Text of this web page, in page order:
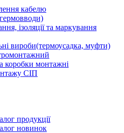
кабелю
iзоляції та маркування
вироби(термоусадка, муфти)
коробки монтажні
СІП
продукції
новинок